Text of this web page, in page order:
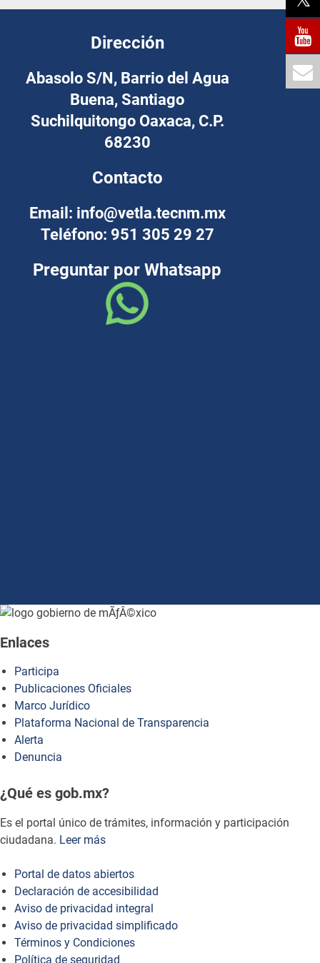
Dirección
Abasolo S/N, Barrio del Agua
Buena, Santiago
Suchilquitongo Oaxaca, C.P.
68230
Contacto
Email: info@vetla.tecnm.mx
Teléfono: 951 305 29 27
Preguntar por Whatsapp
how to embed google map in website
Enlaces
Participa
Publicaciones Oficiales
Marco Jurídico
Plataforma Nacional de Transparencia
Alerta
Denuncia
¿Qué es gob.mx?
Es el portal único de trámites, información y participación
ciudadana. Leer más
Portal de datos abiertos
Declaración de accesibilidad
Aviso de privacidad integral
Aviso de privacidad simplificado
Términos y Condiciones
Política de seguridad